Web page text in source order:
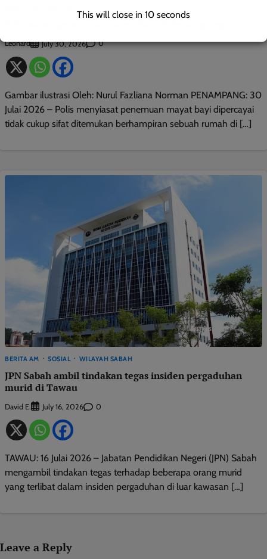
Leonard July 30, 2026 0
Gambar ilustrasi Oleh: Nurul Fazliana Norman PENAMPANG: 30
Julai 2026 – Polis menyiasat penemuan mayat bayi dipercayai
tidak cukup sifat ditemukan berhampiran sebuah rumah di […]
BERITA AM SOSIAL WILAYAH SABAH
JPN Sabah ambil tindakan tegas insiden pergaduhan
murid di Tawau
David E. July 16, 2026 0
TAWAU: 16 Julai 2026 – Jabatan Pendidikan Negeri (JPN) Sabah
mengambil tindakan tegas terhadap beberapa orang murid
yang terlibat dalam insiden pergaduhan di luar kawasan […]
Leave a Reply
This will close in8seconds